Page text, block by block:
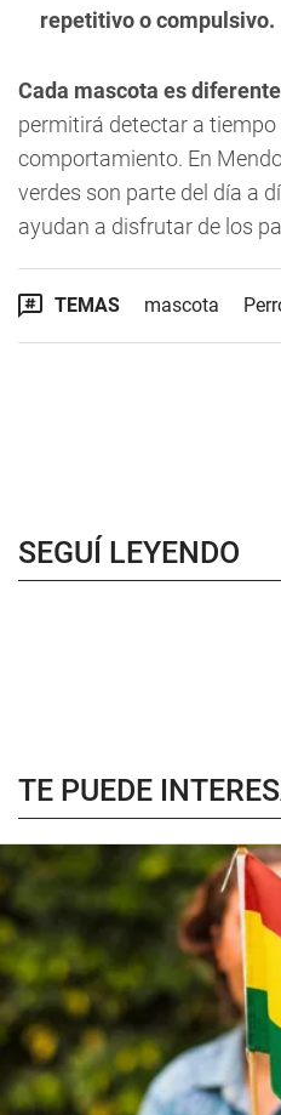
repetitivo o compulsivo.
Cada mascota es diferente
permitirá detectar a
comportamiento. En
verdes son parte del día a
ayudan a disfrutar de los
TEMAS mascota
SEGUÍ LEYENDO
TE PUEDE